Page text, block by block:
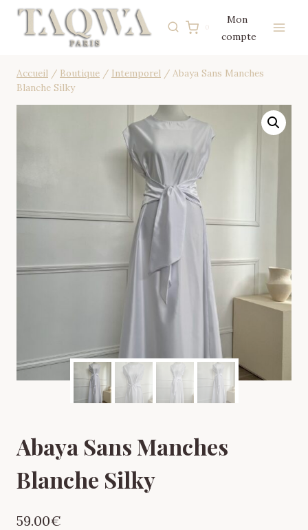
Aller
0
Mon
compte
Accueil / Boutique / Intemporel / Abaya Sans Manches
Blanche Silky
Abaya Sans Manches
Blanche Silky
59.00€